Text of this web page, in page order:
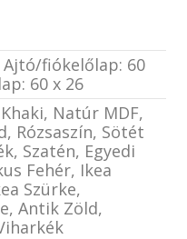
Ajtó/fiókelőlap: 60
60 x 26
Natúr MDF,
Rózsaszín, Sötét
Szatén, Egyedi
Fehér, Ikea
Szürke,
Antik Zöld,